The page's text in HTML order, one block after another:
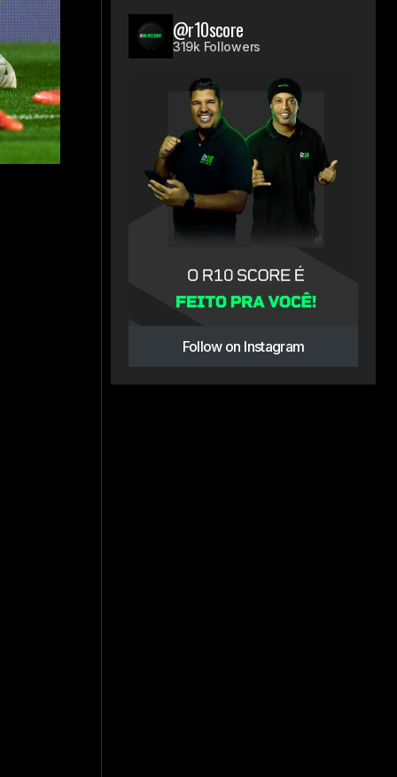
@r10score
319k Followers
Follow on Instagram